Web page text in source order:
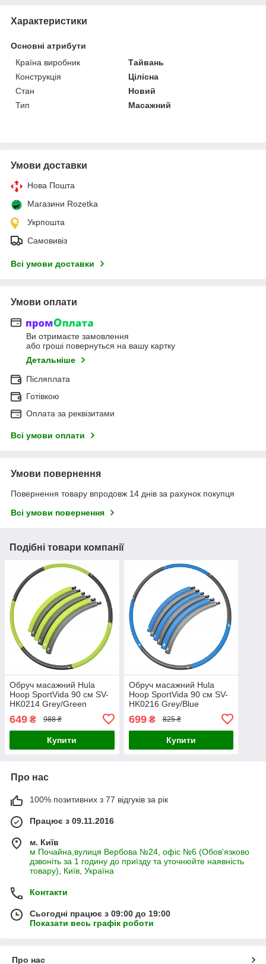
Характеристики
Основні атрибути
Країна виробник
Тайвань
Конструкція
Цілісна
Стан
Новий
Тип
Масажний
Умови доставки
Нова Пошта
Магазини Rozetka
Укрпошта
Самовивіз
Всі умови доставки
Умови оплати
Ви отримаєте замовлення
або гроші повернуться на вашу картку
Детальніше
Післяплата
Готівкою
Оплата за реквізитами
Всі умови оплати
Умови повернення
Повернення товару впродовж 14 днів за рахунок покупця
Всі умови повернення
Подібні товари компанії
Обруч масажний Hula
Hoop SportVida 90 см SV-
HK0214 Grey/Green
649 ₴ 988 ₴
Купити
Обруч масажний Hula
Hoop SportVida 90 см SV-
HK0216 Grey/Blue
699₴ 825 ₴
Купити
Про нас
100% позитивних з 77 відгуків за рік
Працює з 09.11.2016
м. Київ
м Почайна,вулиця Вербова №24, офіс №6 (Обов'язково
дзвоніть за 1 годину до приїзду та уточнюйте наявність
товару), Київ, Україна
Контакти
Сьогодні працює з 09:00 до 19:00
Показати весь графік роботи
Про нас